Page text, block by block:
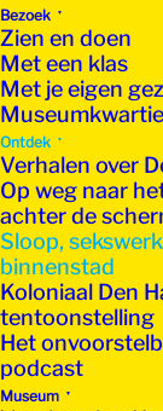
Bezoek
Zien en doen
Met een klas
Met je eigen
Ontdek
Verhalen over
Op weg naar
achter de
Sloop,
binnenstad
Koloniaal Den
tentoonstelling
Het
podcast
Museum